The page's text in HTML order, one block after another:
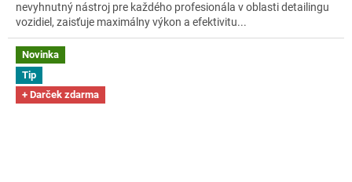
nevyhnutný nástroj pre každého profesionála v oblasti detailingu
vozidiel, zaisťuje maximálny výkon a efektivitu...
Novinka
Tip
+ Darček zdarma